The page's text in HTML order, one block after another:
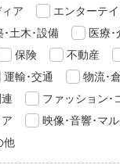
ア
エンターテ
･土木･設備
医療･
保険 不動産
運輸･交通
物流･
ファッション･
映像･音響･マ
他